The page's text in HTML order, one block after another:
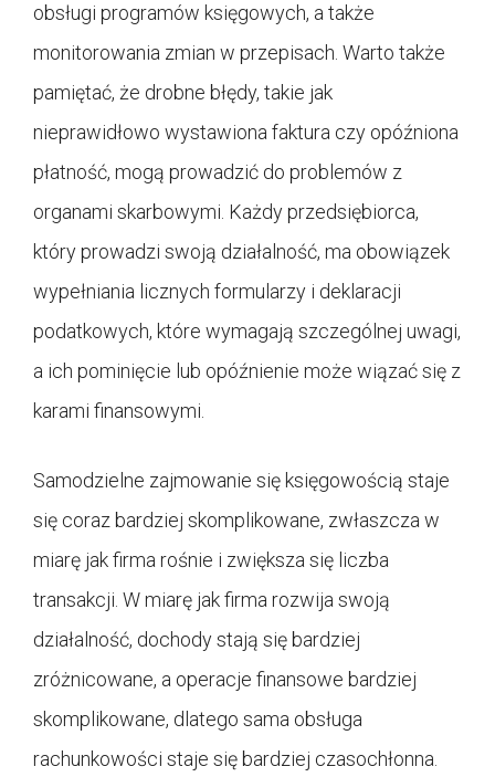
obsługi programów księgowych, a także
monitorowania zmian w przepisach. Warto także
pamiętać, że drobne błędy, takie jak
nieprawidłowo wystawiona faktura czy opóźniona
płatność, mogą prowadzić do problemów z
organami skarbowymi. Każdy przedsiębiorca,
który prowadzi swoją działalność, ma obowiązek
wypełniania licznych formularzy i deklaracji
podatkowych, które wymagają szczególnej uwagi,
a ich pominięcie lub opóźnienie może wiązać się z
karami finansowymi.
Samodzielne zajmowanie się księgowością staje
się coraz bardziej skomplikowane, zwłaszcza w
miarę jak firma rośnie i zwiększa się liczba
transakcji. W miarę jak firma rozwija swoją
działalność, dochody stają się bardziej
zróżnicowane, a operacje finansowe bardziej
skomplikowane, dlatego sama obsługa
rachunkowości staje się bardziej czasochłonna.